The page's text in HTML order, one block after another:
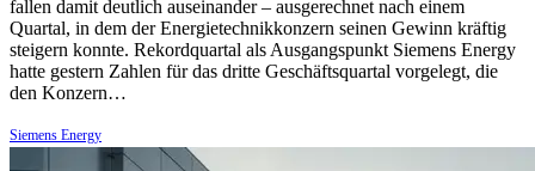
fallen damit deutlich auseinander – ausgerechnet nach einem
Quartal, in dem der Energietechnikkonzern seinen Gewinn kräftig
steigern konnte. Rekordquartal als Ausgangspunkt Siemens Energy
hatte gestern Zahlen für das dritte Geschäftsquartal vorgelegt, die
den Konzern…
Siemens Energy